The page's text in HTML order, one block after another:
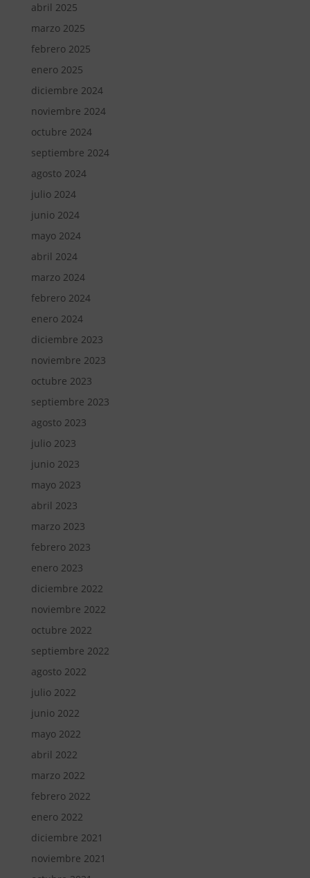
abril 2025
marzo 2025
febrero 2025
enero 2025
diciembre 2024
noviembre 2024
octubre 2024
septiembre 2024
agosto 2024
julio 2024
junio 2024
mayo 2024
abril 2024
marzo 2024
febrero 2024
enero 2024
diciembre 2023
noviembre 2023
octubre 2023
septiembre 2023
agosto 2023
julio 2023
junio 2023
mayo 2023
abril 2023
marzo 2023
febrero 2023
enero 2023
diciembre 2022
noviembre 2022
octubre 2022
septiembre 2022
agosto 2022
julio 2022
junio 2022
mayo 2022
abril 2022
marzo 2022
febrero 2022
enero 2022
diciembre 2021
noviembre 2021